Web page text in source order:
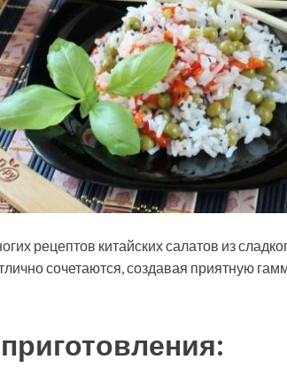
рецептов китайских салатов из
сочетаются, создавая приятную